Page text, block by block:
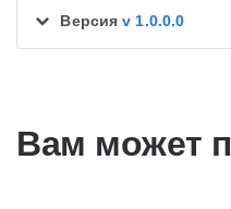
Версияv 1.0.0.0
Вам может